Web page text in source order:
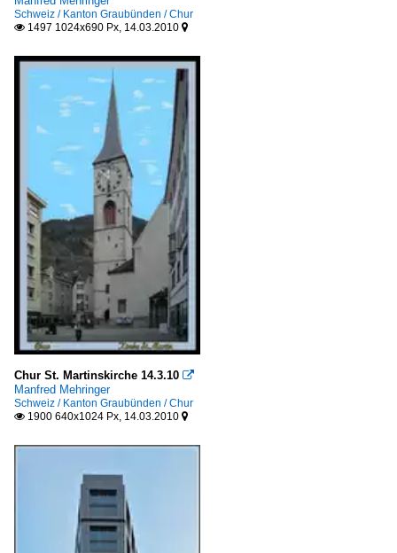
Schweiz / Kanton Graubünden / Chur
 1497 1024x690 Px, 14.03.2010 
Chur St. Martinskirche 14.3.10 
Manfred Mehringer
Schweiz / Kanton Graubünden / Chur
 1900 640x1024 Px, 14.03.2010 